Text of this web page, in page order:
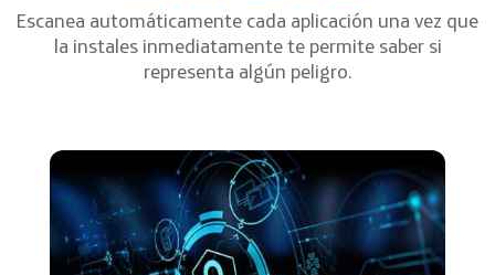
Escanea automáticamente cada aplicación una vez que
la instales inmediatamente te permite saber si
representa algún peligro.